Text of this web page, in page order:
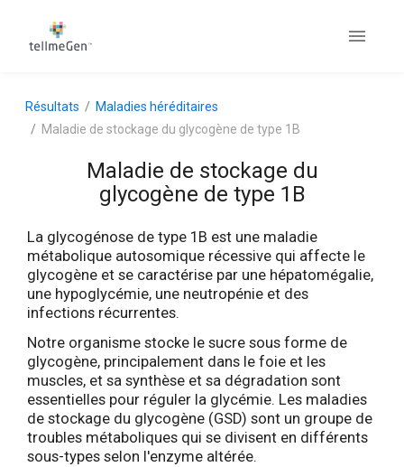
Résultats
Maladies héréditaires
Maladie de stockage du glycogène de type 1B
Maladie de stockage du
glycogène de type 1B
La glycogénose de type 1B est une maladie
métabolique autosomique récessive qui affecte le
glycogène et se caractérise par une hépatomégalie,
une hypoglycémie, une neutropénie et des
infections récurrentes.
Notre organisme stocke le sucre sous forme de
glycogène, principalement dans le foie et les
muscles, et sa synthèse et sa dégradation sont
essentielles pour réguler la glycémie. Les maladies
de stockage du glycogène (GSD) sont un groupe de
troubles métaboliques qui se divisent en différents
sous-types selon l'enzyme altérée.